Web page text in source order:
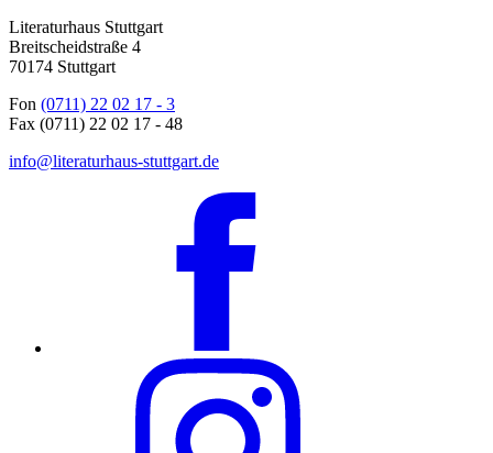
Literaturhaus Stuttgart
Breitscheidstraße 4
70174 Stuttgart
Fon (0711) 22 02 17 - 3
Fax (0711) 22 02 17 - 48
info@literaturhaus-stuttgart.de